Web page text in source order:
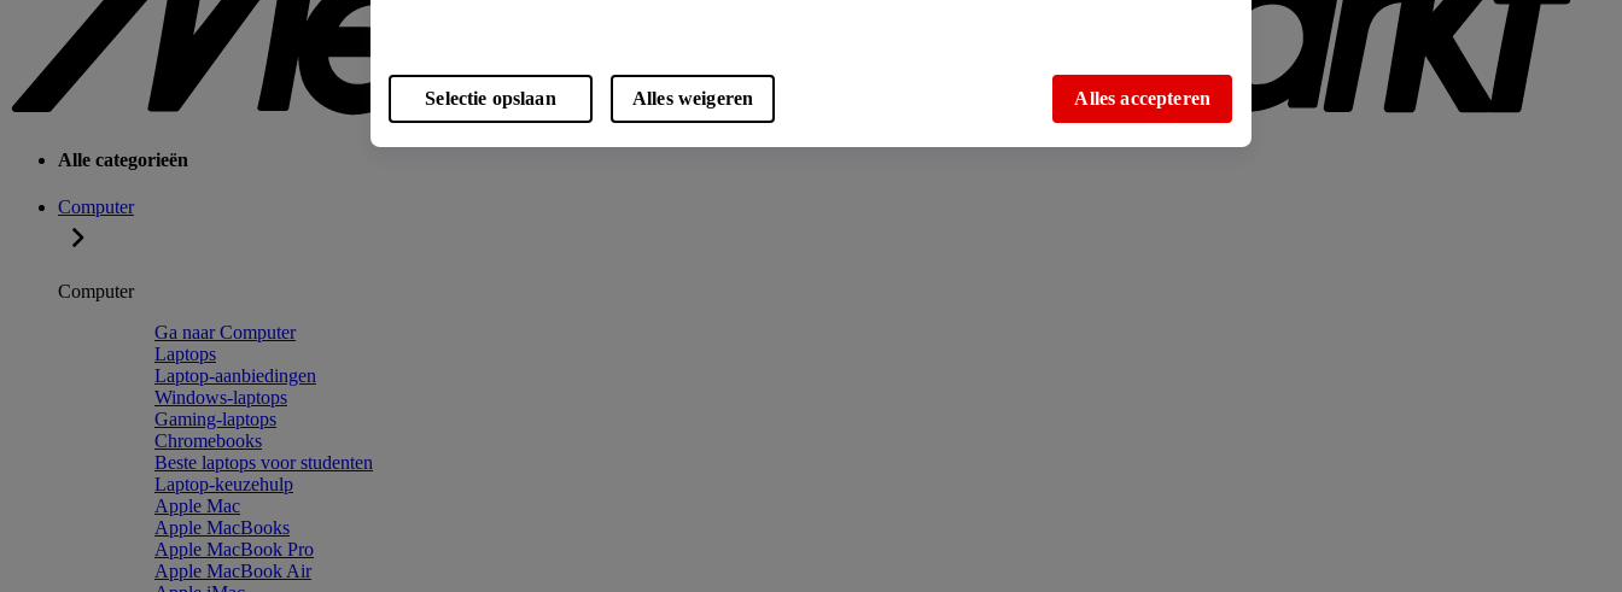
Alle categorieën
Computer
Computer
Ga naar Computer
Laptops
Laptop-aanbiedingen
Windows-laptops
Gaming-laptops
Chromebooks
Beste laptops voor studenten
Laptop-keuzehulp
Apple Mac
Apple MacBooks
Apple MacBook Pro
Apple MacBook Air
Selectie opslaan Alles weigeren Alles accepteren